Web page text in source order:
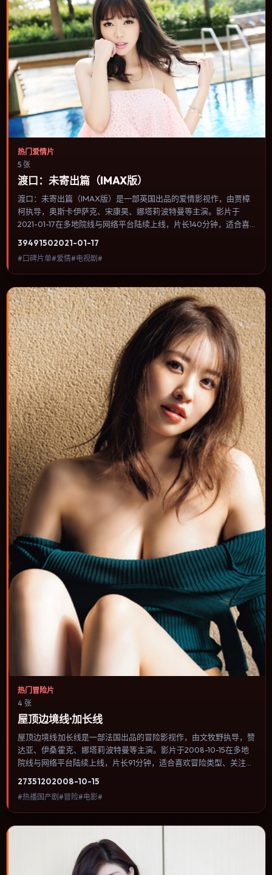
热门爱情片
5 张
渡口：未寄出篇（IMAX版）
渡口：未寄出篇（IMAX版）是一部英国出品的爱情影视作，由贾樟
柯执导，奥斯卡·伊萨克、宋康昊、娜塔莉·波特曼等主演。影片于
2021-01-17在多地院线与网络平台陆续上线，片长140分钟，适合喜
焦人物选择与情节推进，节奏与视听语言统一，可作为休闲观影或类
型片补片的选择。
39491502021-01-17
#口碑片单#爱情#电视剧#
热门冒险片
4 张
屋顶边境线·加长线
屋顶边境线·加长线是一部法国出品的冒险影视作，由文牧野执导，赞
达亚、伊桑·霍克、娜塔莉·波特曼等主演。影片于2008-10-15在多地
院线与网络平台陆续上线，片长91分钟，适合喜欢冒险类型、关注人
与视听语言统一，可作为休闲观影或类型片补片的选择。
27351202008-10-15
#热播国产剧#冒险#电影#